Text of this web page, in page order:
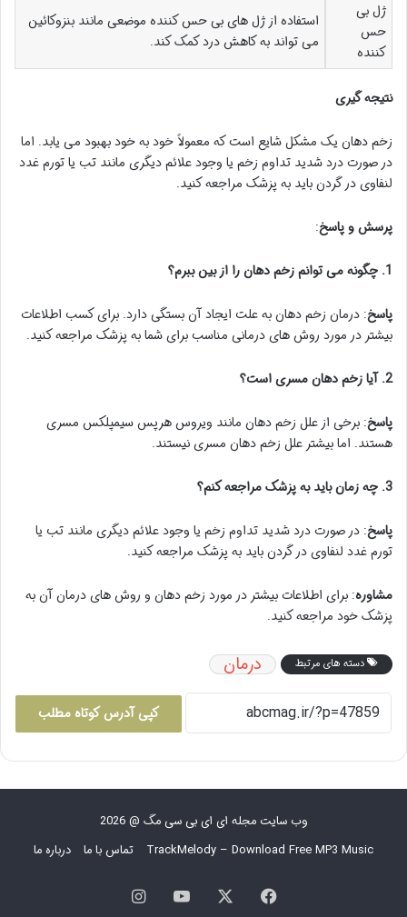
ژل بی
حس
کننده
استفاده از ژل های بی حس کننده موضعی مانند بنزوکائین
می تواند به کاهش درد کمک کند.
نتیجه گیری
زخم دهان یک مشکل شایع است که معمولاً خود به خود بهبود می یابد. اما
در صورت درد شدید تداوم زخم یا وجود علائم دیگری مانند تب یا تورم غدد
لنفاوی در گردن باید به پزشک مراجعه کنید.
پرسش و پاسخ:
1. چگونه می توانم زخم دهان را از بین ببرم؟
پاسخ: درمان زخم دهان به علت ایجاد آن بستگی دارد. برای کسب اطلاعات
بیشتر در مورد روش های درمانی مناسب برای شما به پزشک مراجعه کنید.
2. آیا زخم دهان مسری است؟
پاسخ: برخی از علل زخم دهان مانند ویروس هرپس سیمپلکس مسری
هستند. اما بیشتر علل زخم دهان مسری نیستند.
3. چه زمان باید به پزشک مراجعه کنم؟
پاسخ: در صورت درد شدید تداوم زخم یا وجود علائم دیگری مانند تب یا
تورم غدد لنفاوی در گردن باید به پزشک مراجعه کنید.
مشاوره: برای اطلاعات بیشتر در مورد زخم دهان و روش های درمان آن به
پزشک خود مراجعه کنید.
دسته های مرتبط درمان
کپی آدرس کوتاه مطلب
وب سایت مجله ای ای بی سی مگ @ 2026
TrackMelody – Download Free MP3 Music
تماس با ما درباره ما
فیس یوتیوباینستاگرام